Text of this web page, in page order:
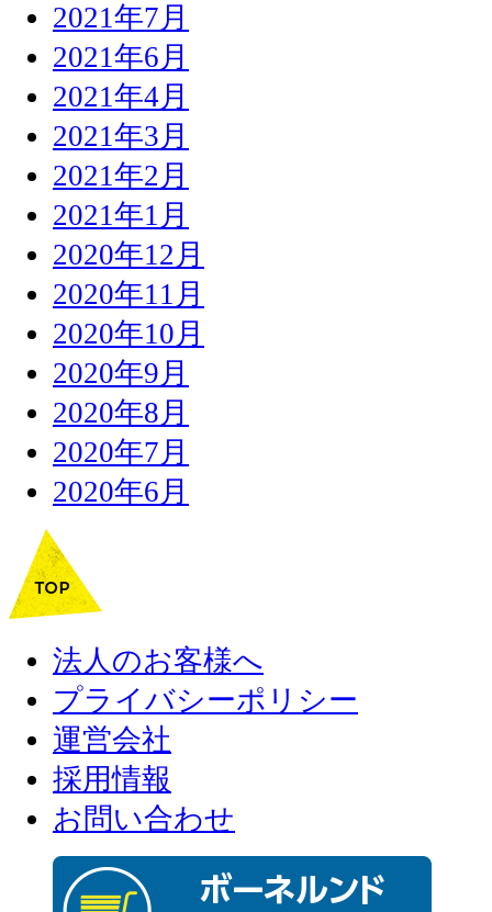
2021年7月
2021年6月
2021年4月
2021年3月
2021年2月
2021年1月
2020年12月
2020年11月
2020年10月
2020年9月
2020年8月
2020年7月
2020年6月
法人のお客様へ
プライバシーポリシー
運営会社
採用情報
お問い合わせ